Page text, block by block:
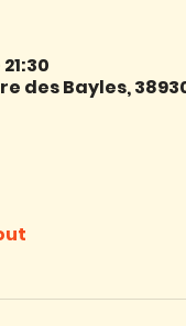
des Bayles,